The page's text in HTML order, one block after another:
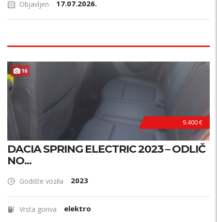
Objavljen 17.07.2026.
16
9.400 €
DACIA SPRING ELECTRIC 2023 – ODLIČ
NO...
Godište vozila 2023
Vrsta goriva elektro